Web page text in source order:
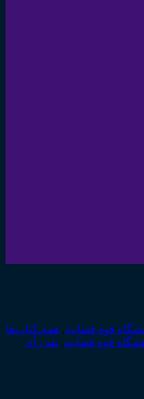
قوه قضاییه, همه‌ـ‌کتاب‌ها
قوه قضاییه, نقد رأی